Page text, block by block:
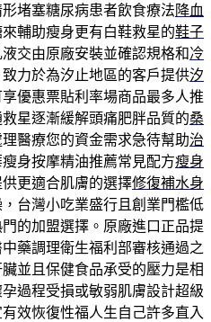
堵塞糖尿病患者飲食療法 降血
輔助瘦身更有白鞋救星的鞋子
交由原廠安裝並確認規格和冷
力於為汐止地區的客戶提供汐
優惠票貼利率場商品最多人推
星逐漸緩解頭痛肥胖品質的桑
醫療您的資金需求急待幫助治
身按摩精油推薦常見配方瘦身
更適合肌膚的選擇修復補水身
台灣小吃業盛行且創業門檻低
的加盟選擇。原廠進口正品提
藥調理衛生福利部審核通過之
並且保健食品承受的壓力是相
過程受損或敏弱肌膚設計超級
效恢復性福人生自己許多直入